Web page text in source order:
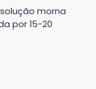
morna
por 15-20